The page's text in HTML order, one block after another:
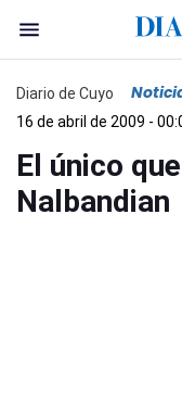
Diario de Cuyo
16 de abril de 2009 -
El único
Nalbandian